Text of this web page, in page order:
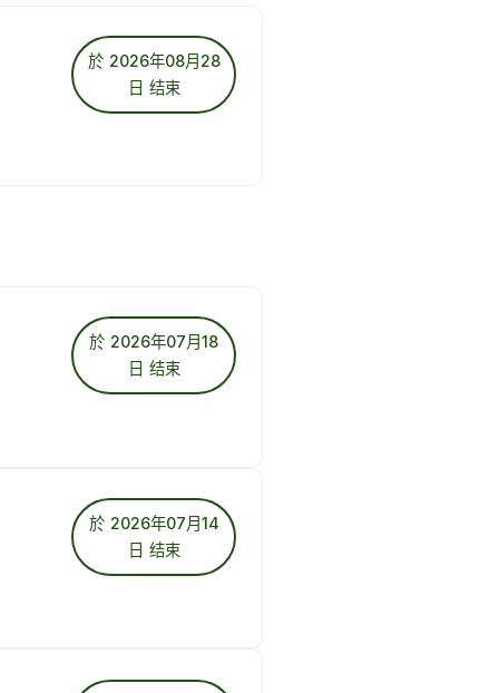
於 2026年08月28
日 结束
於 2026年07月18
日 结束
於 2026年07月14
日 结束